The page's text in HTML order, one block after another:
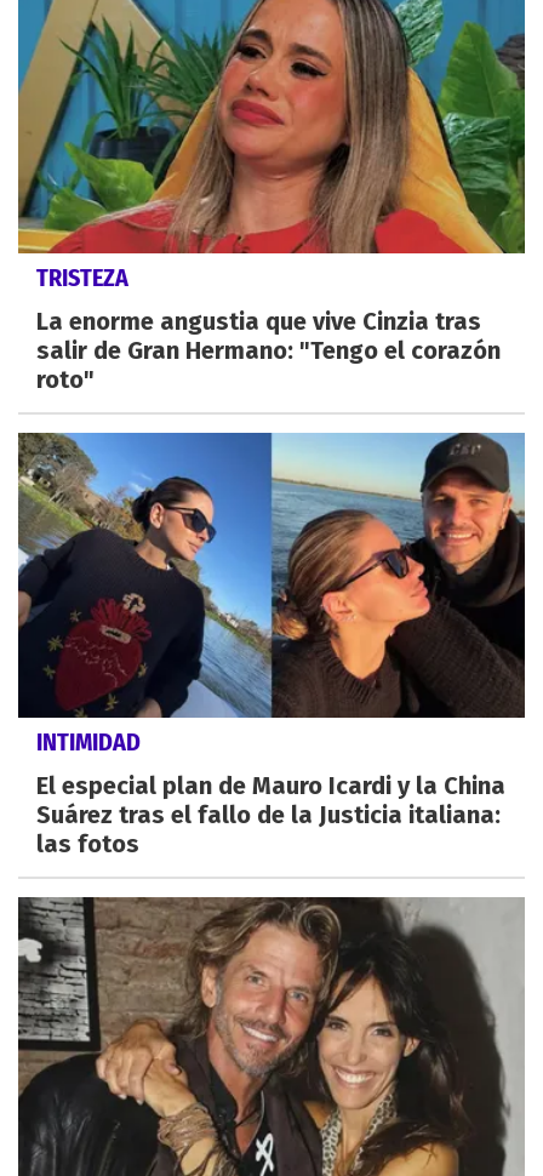
TRISTEZA
La enorme angustia que vive Cinzia tras
salir de Gran Hermano: "Tengo el corazón
roto"
INTIMIDAD
El especial plan de Mauro Icardi y la China
Suárez tras el fallo de la Justicia italiana:
las fotos